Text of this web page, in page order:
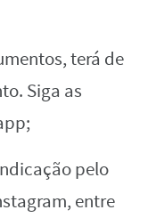
terá de
Siga as
pelo
entre